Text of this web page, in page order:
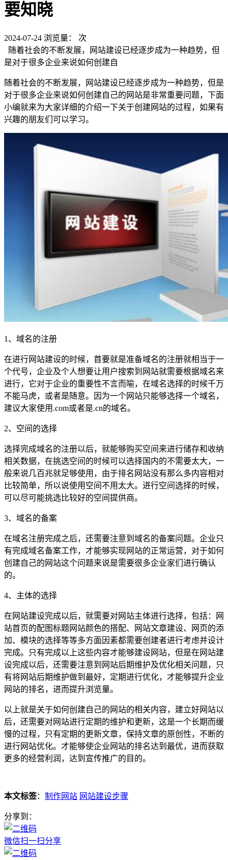
要知晓
2024-07-24 浏览量：
次
随着社会的不断发展，网站建设已经逐步成为一种趋势，但
是对于很多企业来说如何创建自
随着社会的不断发展，网站建设已经逐步成为一种趋势，但是
对于很多企业来说如何创建自己的网站是非常重要问题，下面
小编就来为大家详细的介绍一下关于创建网站的过程，如果有
兴趣的朋友们可以学习。
1、域名的注册
在进行网站建设的时候，首要就是准备域名的注册就相当于一
个代号，企业及个人想要让用户搜索到网站就需要根据域名来
进行，它对于企业的重要性不言而喻，在域名选择的时候千万
不能马虎，或者是随意。因为一个网站只能够选择一个域名，
建议大家使用.com或者是.cn的域名。
2、空间的选择
选择完成域名的注册以后，就能够购买空间来进行储存和收纳
相关数据，在挑选空间的时候可以选择国内的不需要太大，一
般来说几百兆就足够使用，由于排名网站没有那么多内容相对
比较简单，所以说使用空间不用太大。进行空间选择的时候，
可以尽可能挑选比较好的空间提供商。
3、域名的备案
在域名注册完成之后，还需要注意到域名的备案问题。企业只
有完成域名备案工作，才能够实现网站的正常运营，对于如何
创建自己的网站这个问题来说是需要很多企业家们进行确认
的。
4、主体的选择
在网站建设完成以后，就需要对网站主体进行选择，包括：网
站首页的配图标题网站颜色的搭配、网站文章建设、网页的添
加、模块的选择等等多方面因素都需要创建者进行考虑并设计
完成。只有完成以上这些内容才能够建设网站，但是在网站建
设完成以后，还需要注意到网站后期维护及优化相关问题，只
有将网站后期维护做到最好，定期进行优化，才能够提升企业
网站的排名，进而提升浏览量。
以上就是关于如何创建自己的网站的相关内容，建立好网站以
后，还需要对网站进行定期的维护和更新，这是一个长期而缓
慢的过程，只有定期的更新文章，保持文章的原创性，不断的
进行网站优化。才能够使企业网站的排名达到最优，进而获取
更多的经营利润，达到宣传推广的目的。
本文标签： 制作网站 网站建设步骤
分享到：
微信扫一扫分享